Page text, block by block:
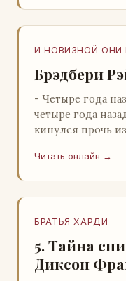
И НОВИЗНОЙ ОНИ
Брэдбери
- Четыре года
четыре года
кинулся прочь
Читать онлайн →
БРАТЬЯ ХАРДИ
5. Тайна
Диксон